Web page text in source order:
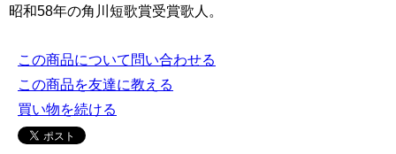
昭和58年の角川短歌賞受賞歌人。
この商品について問い合わせる
この商品を友達に教える
買い物を続ける